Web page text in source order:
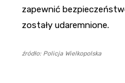
zapewnić
zostały udaremnione.
źródło: Policja Wielkopolska